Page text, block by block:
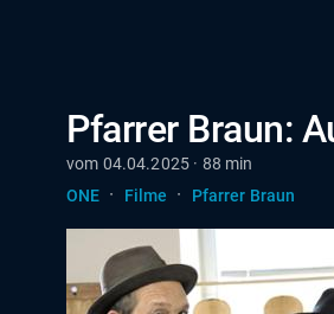
Pfarrer Braun:
vom 04.04.2025 · 88 min
ONE · Filme · Pfarrer Braun